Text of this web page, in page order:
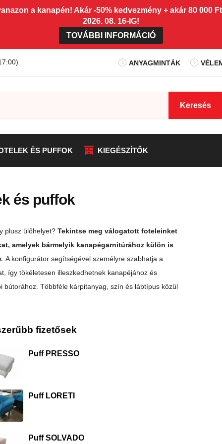
a kanapén! Akár -50% kedvezmény + akár 80 000
2026. 08. 16-IG!
TOVÁBBI INFORMÁCIÓ
ANYAGMINTÁK
Keresés
ÉS PUFFOK KIEGÉSZÍTŐK
és puffok
plusz ülőhelyet? Tekintse meg válogatott foteleinket
amelyek bármelyik kanapégarnitúrához külön is
. A konfigurátor segítségével személyre szabhatja a
így tökéletesen illeszkedhetnek kanapéjához és
bútorához. Többféle kárpitanyag, szín és lábtípus közül
fizetősek
Puff PRESSO
Puff LORETI
Puff SOLVADO